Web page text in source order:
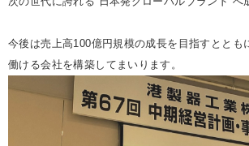
今後は売上高100億円規模の成長を目指すとと
働ける会社を構築してまいります。